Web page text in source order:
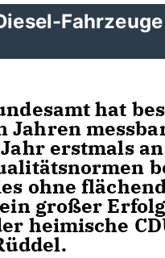
hat
Jahren
erstmals
ohne
großer
heimische